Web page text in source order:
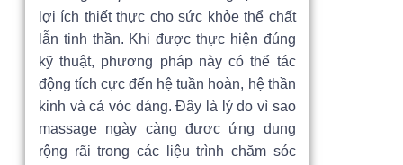
lợi ích thiết thực cho sức khỏe thể chất
lẫn tinh thần. Khi được thực hiện đúng
kỹ thuật, phương pháp này có thể tác
động tích cực đến hệ tuần hoàn, hệ thần
kinh và cả vóc dáng. Đây là lý do vì sao
massage ngày càng được ứng dụng
rộng rãi trong các liệu trình chăm sóc